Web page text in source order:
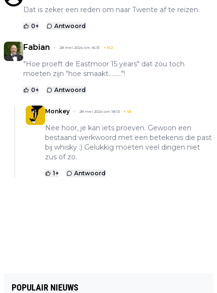
Dat is zeker een reden om naar Twente af te reizen.
0+ Antwoord
Fabian 28 mei 2024 om 16:31 +152
"Hoe proeft de Eastmoor 15 years" dat zou toch
moeten zijn "hoe smaakt........."!
0+ Antwoord
Monkey 28 mei 2024 om 18:13 + 93
Nee hoor, je kan iets proeven. Gewoon een
bestaand werkwoord met een betekenis die past
bij whisky :) Gelukkig moeten veel dingen niet
zus of zo.
1+ Antwoord
POPULAIR NIEUWS